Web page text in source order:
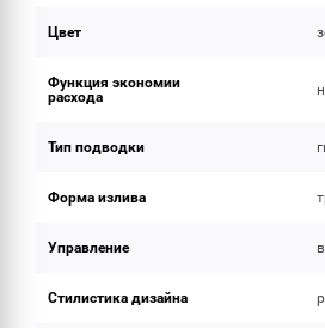
Цвет
Функция экономии
расхода
Тип подводки
Форма излива
Управление
Стилистика дизайна